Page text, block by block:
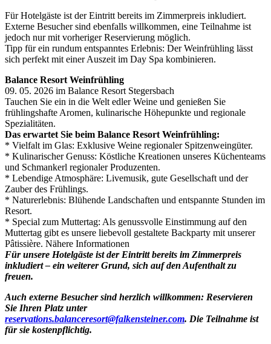
Für Hotelgäste ist der Eintritt bereits im Zimmerpreis inkludiert.
Externe Besucher sind ebenfalls willkommen, eine Teilnahme ist
jedoch nur mit vorheriger Reservierung möglich.
Tipp für ein rundum entspanntes Erlebnis: Der Weinfrühling lässt
sich perfekt mit einer Auszeit im Day Spa kombinieren.
Balance Resort Weinfrühling
09. 05. 2026 im Balance Resort Stegersbach
Tauchen Sie ein in die Welt edler Weine und genießen Sie
frühlingshafte Aromen, kulinarische Höhepunkte und regionale
Spezialitäten.
Das erwartet Sie beim Balance Resort Weinfrühling:
* Vielfalt im Glas: Exklusive Weine regionaler Spitzenweingüter.
* Kulinarischer Genuss: Köstliche Kreationen unseres Küchenteams
und Schmankerl regionaler Produzenten.
* Lebendige Atmosphäre: Livemusik, gute Gesellschaft und der
Zauber des Frühlings.
* Naturerlebnis: Blühende Landschaften und entspannte Stunden im
Resort.
* Special zum Muttertag: Als genussvolle Einstimmung auf den
Muttertag gibt es unsere liebevoll gestaltete Backparty mit unserer
Pâtissière. Nähere Informationen
Für unsere Hotelgäste ist der Eintritt bereits im Zimmerpreis
inkludiert – ein weiterer Grund, sich auf den Aufenthalt zu
freuen.
Auch externe Besucher sind herzlich willkommen: Reservieren
Sie Ihren Platz unter
reservations.balanceresort@falkensteiner.com. Die Teilnahme ist
für sie kostenpflichtig.